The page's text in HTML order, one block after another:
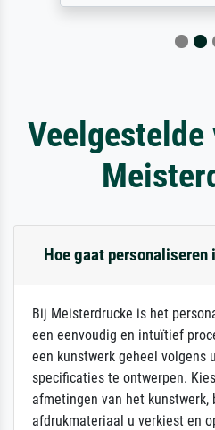
Veelgestelde
Hoe gaat personaliseren
Bij Meisterdrucke is het
een eenvoudig en intuïtief
een kunstwerk geheel volgens
specificaties te ontwerpen.
afmetingen van het kunstwerk,
afdrukmateriaal u verkiest en